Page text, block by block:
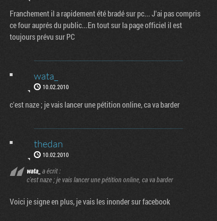
Franchement il a rapidement été bradé sur pc... J'ai pas compris
ce four auprés du public...En tout sur la page officiel il est
toujours prévu sur PC
wata_
10.02.2010
c'est naze ; je vais lancer une pétition online, ca va barder
thedan
10.02.2010
wata_ a écrit :
c'est naze ; je vais lancer une pétition online, ca va barder
Voici je signe en plus, je vais les inonder sur facebook